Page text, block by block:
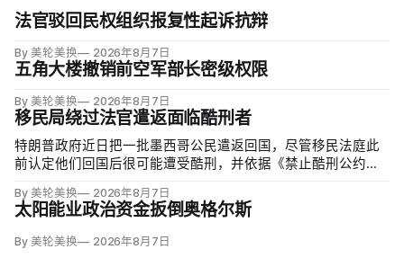
法官驳回民权组织报复性起诉抗辩
By 美轮美换 2026年8月7日
五角大楼撤销前空军部长密级权限
By 美轮美换 2026年8月7日
移民局绕过法官遣返面临酷刑者
特朗普政府近日把一批墨西哥公民遣返回国，尽管移民法庭此
前认定他们回国后很可能遭受酷刑，并依据《禁止酷刑公约》
文图雷拉（David Venturella）凭国务院从墨西哥政府取得的
「不受伤害」外交保证，单方面撤销保护；
By 美轮美换 2026年8月7日
太阳能业政治资金扳倒奥格尔斯
By 美轮美换 2026年8月7日